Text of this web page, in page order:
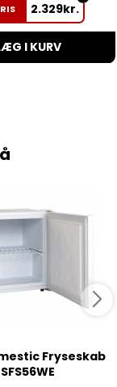
2.329kr.
I KURV
Fryseskab
SFS56WE